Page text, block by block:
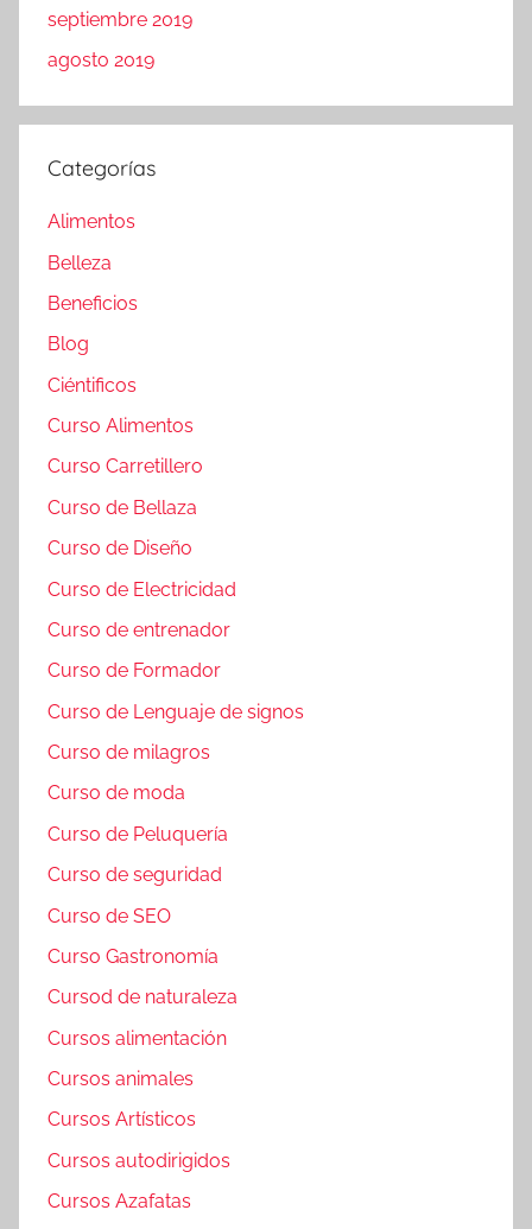
septiembre 2019
agosto 2019
Categorías
Alimentos
Belleza
Beneficios
Blog
Ciéntificos
Curso Alimentos
Curso Carretillero
Curso de Bellaza
Curso de Diseño
Curso de Electricidad
Curso de entrenador
Curso de Formador
Curso de Lenguaje de signos
Curso de milagros
Curso de moda
Curso de Peluquería
Curso de seguridad
Curso de SEO
Curso Gastronomía
Cursod de naturaleza
Cursos alimentación
Cursos animales
Cursos Artísticos
Cursos autodirigidos
Cursos Azafatas